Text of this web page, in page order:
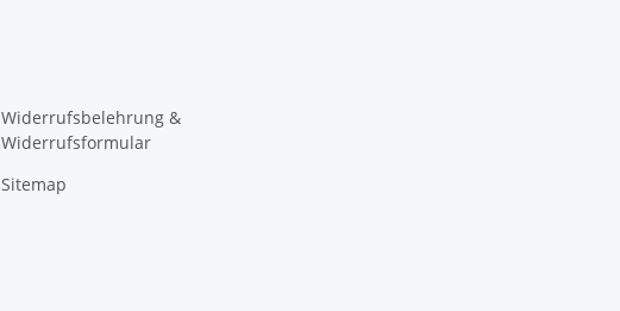
Widerrufsbelehrung &
Widerrufsformular
Sitemap